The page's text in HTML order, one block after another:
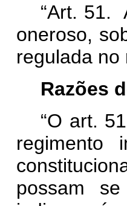
“Art. 51.
oneroso,
regulada
Razões
“O art.
regimento
possam